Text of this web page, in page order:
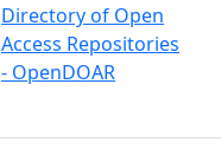
Directory of Open
Access Repositories
- OpenDOAR